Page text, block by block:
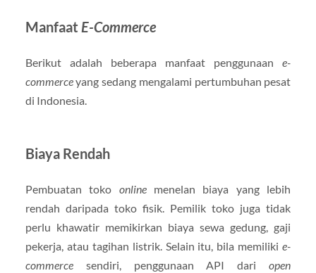
Manfaat E-Commerce
Berikut adalah beberapa manfaat penggunaane-
commerceyang sedang mengalami pertumbuhan pesat
di Indonesia.
Biaya Rendah
Pembuatan toko online menelan biaya yang lebih
rendah daripada toko fisik. Pemilik toko juga tidak
perlu khawatir memikirkan biaya sewa gedung, gaji
pekerja, atau tagihan listrik. Selain itu, bila memilikie-
commercesendiri, penggunaan API dariopen